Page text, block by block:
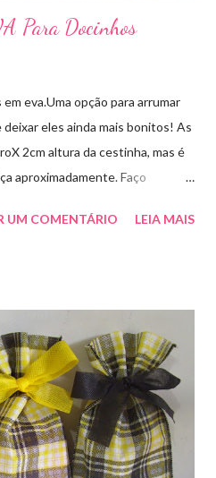
Para Docinhos
eva.Uma opção para arrumar
eles ainda mais bonitos! As
2cm altura da cestinha, mas é
aproximadamente. Faço
UM COMENTÁRIO LEIA MAIS